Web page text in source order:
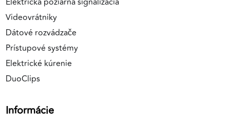
Videovrátniky
Dátové rozvádzače
Prístupové systémy
Elektrické kúrenie
DuoClips
Informácie